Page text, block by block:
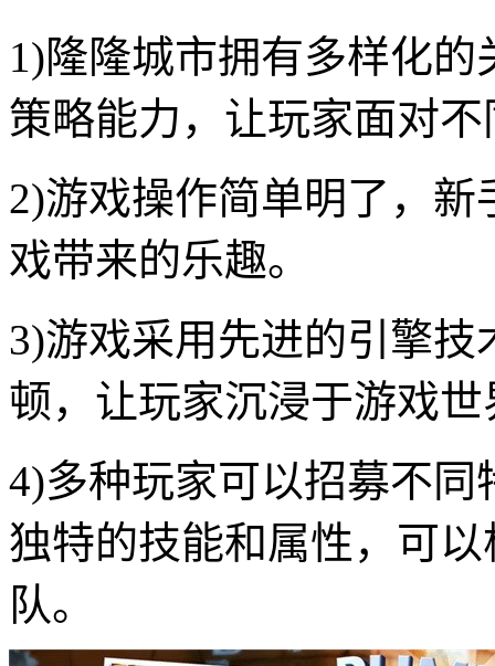
1)隆隆城市拥有多样化
策略能力，让玩家面对
2)游戏操作简单明了，
戏带来的乐趣。
3)游戏采用先进的引擎
顿，让玩家沉浸于游戏世
4)多种玩家可以招募不
独特的技能和属性，可
队。